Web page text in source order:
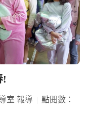
!
室 報導
點閱數：